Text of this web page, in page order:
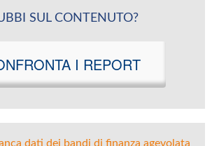
SUL CONTENUTO?
I REPORT
dati dei bandi di finanza agevolata